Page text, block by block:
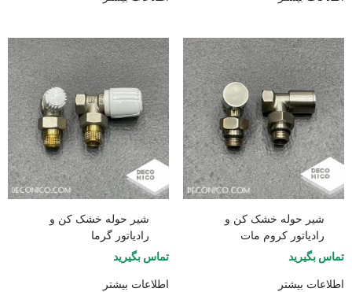
شیر حوله خشک کن و
رادیاتور کروم مات
تماس بگیرید
اطلاعات بیشتر
شیر حوله خشک کن و
رادیاتور گرما
تماس بگیرید
اطلاعات بیشتر